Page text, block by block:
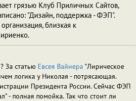
грязью Клуб Приличных Сайтов,
"Дизайн, поддержка - ФЭП".
близкая к
За статью Евсея Вайнера "Лирическое
логика у Николая - потрясающая.
Президента России. Сейчас ФЭП
- полная помойка. Так что стоит ли